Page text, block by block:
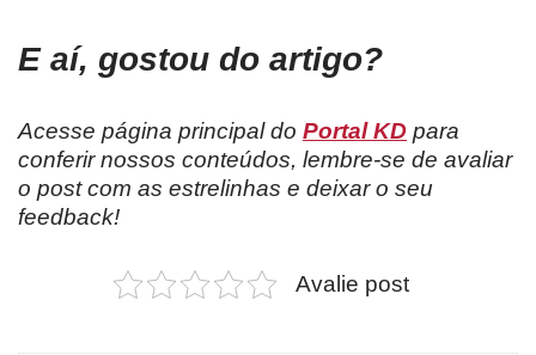
E aí, gostou do artigo?
Acesse página principal do Portal KD para
conferir nossos conteúdos, lembre-se de avaliar
o post com as estrelinhas e deixar o seu
feedback!
Avalie post